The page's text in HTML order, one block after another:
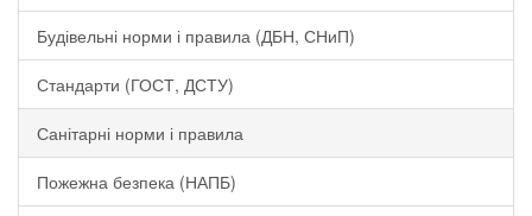
Будівельні норми і правила (ДБН, СНиП)
Стандарти (ГОСТ, ДСТУ)
Санітарні норми і правила
Пожежна безпека (НАПБ)